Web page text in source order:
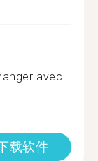
avec
载软件